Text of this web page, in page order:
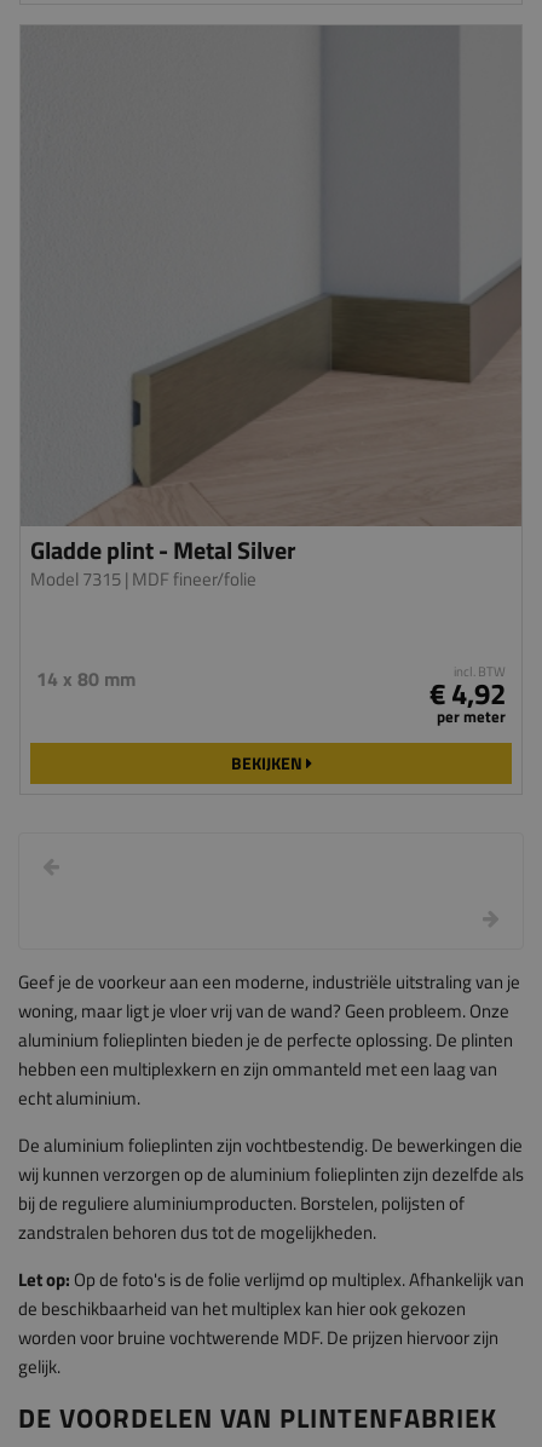
Gladde plint - Metal Silver
Model 7315| MDF fineer/folie
14 x 80 mm incl. BTW
€ 4,92
per meter
BEKIJKEN
Geef je de voorkeur aan een moderne, industriële uitstraling van je
woning, maar ligt je vloer vrij van de wand? Geen probleem. Onze
aluminium folieplinten bieden je de perfecte oplossing. De plinten
hebben een multiplexkern en zijn ommanteld met een laag van
echt aluminium.
De aluminium folieplinten zijn vochtbestendig. De bewerkingen die
wij kunnen verzorgen op de aluminium folieplinten zijn dezelfde als
bij de reguliere aluminiumproducten. Borstelen, polijsten of
zandstralen behoren dus tot de mogelijkheden.
Let op: Op de foto's is de folie verlijmd op multiplex. Afhankelijk van
de beschikbaarheid van het multiplex kan hier ook gekozen
worden voor bruine vochtwerende MDF. De prijzen hiervoor zijn
gelijk.
DE VOORDELEN VAN PLINTENFABRIEK